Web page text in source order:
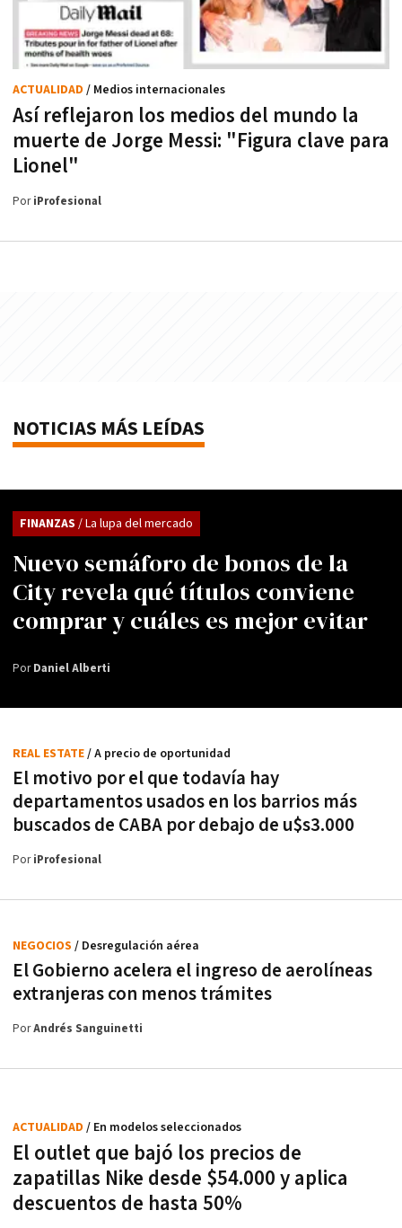
Así reflejaron los medios del mundo la
muerte de Jorge Messi: "Figura clave para
Lionel"
ACTUALIDAD / Medios internacionales
PoriProfesional
NOTICIAS MÁS LEÍDAS
Nuevo semáforo de bonos de la
City revela qué títulos conviene
comprar y cuáles es mejor evitar
FINANZAS / La lupa del mercado
PorDaniel Alberti
El motivo por el que todavía hay
departamentos usados en los barrios más
buscados de CABA por debajo de u$s3.000
REAL ESTATE/ A precio de oportunidad
PoriProfesional
El Gobierno acelera el ingreso de aerolíneas
extranjeras con menos trámites
NEGOCIOS / Desregulación aérea
PorAndrés Sanguinetti
El outlet que bajó los precios de
zapatillas Nike desde $54.000 y aplica
descuentos de hasta 50%
ACTUALIDAD / En modelos seleccionados